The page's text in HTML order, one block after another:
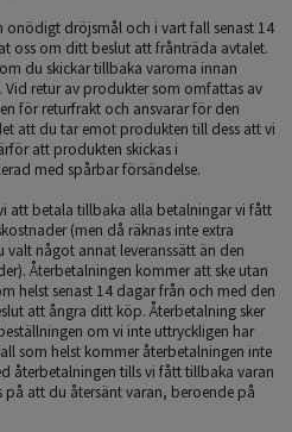
onödigt dröjsmål och i vart fall senast 14
oss om ditt beslut att frånträda avtalet.
du skickar tillbaka varorna innan
retur av produkter som omfattas av
för returfrakt och ansvarar för den
att du tar emot produkten till dess att vi
att produkten skickas i
med spårbar försändelse.
att betala tillbaka alla betalningar vi fått
(men då räknas inte extra
något annat leveranssätt än den
Återbetalningen kommer att ske utan
helst senast 14 dagar från och med den
att ångra ditt köp. Återbetalning sker
om vi inte uttryckligen har
som helst kommer återbetalningen inte
återbetalningen tills vi fått tillbaka varan
att du återsänt varan, beroende på